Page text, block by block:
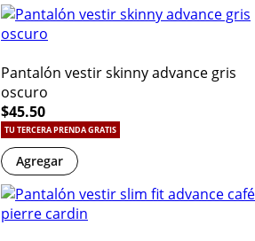
Pantalón vestir skinny advance gris
oscuro
$45.50
TU TERCERA PRENDA GRATIS
Agregar